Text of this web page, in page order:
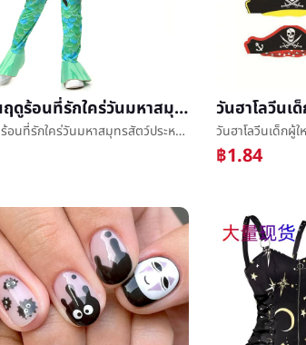
วันฮาโลวีนฤดูร้อนที่รักใคร่วันมหาสมุทรสัตว์ประหลาดseamonsterเด็กแสดงเสื้อผ้าLucaงานรื่นเริงเสื้อผ้าè£
วันฮาโลวีนฤดูร้อนที่รักใคร่วันมหาสมุทรสัตว์ประหลาดseamonsterเด็กแสดงเสื้อผ้าLucaงานรื่นเริงเสื้อผ้าè£
฿1.84